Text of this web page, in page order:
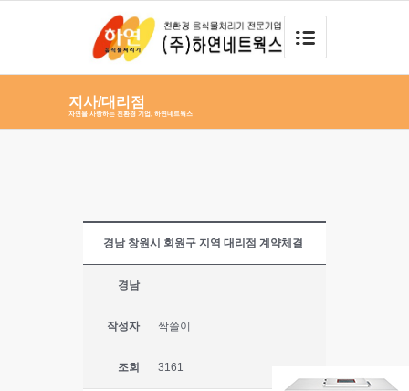
지사/대리점
자연을 사랑하는 친환경 기업, 하연네트웍스
경남 창원시 회원구 지역 대리점 계약체결
경남
작성자 싹쓸이
조회 3161